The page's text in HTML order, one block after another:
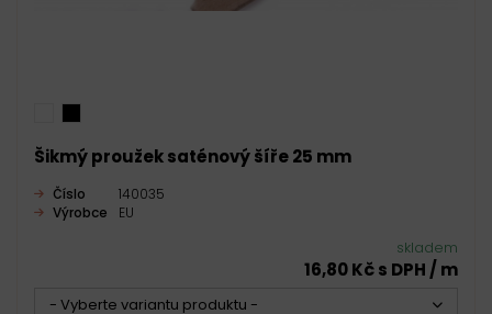
Šikmý proužek saténový šíře 25 mm
Číslo
140035
Výrobce
EU
skladem
16,80 Kč s DPH / m
- Vyberte variantu produktu -